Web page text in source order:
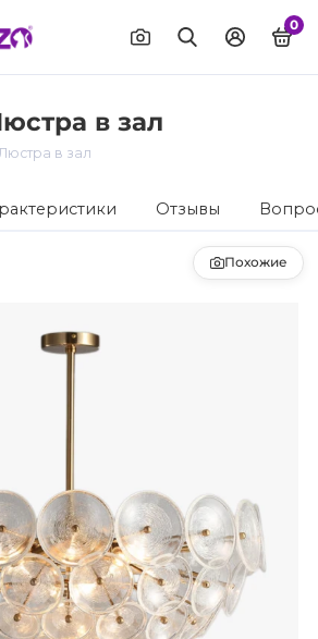
0
в зал
в зал
Отзывы
Похожие